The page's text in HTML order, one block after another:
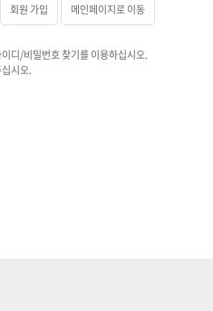
회원 가입 메인페이지로 이동
디/비밀번호 찾기를 이용하십시오.
시오.